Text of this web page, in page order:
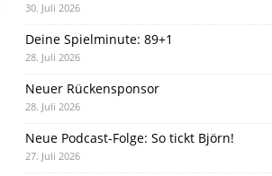
30. Juli 2026
Deine Spielminute: 89+1
28. Juli 2026
Neuer Rückensponsor
28. Juli 2026
Neue Podcast-Folge: So tickt Björn!
27. Juli 2026